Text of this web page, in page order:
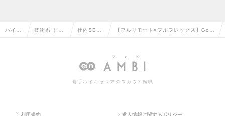
ハイク 技術系（I 社内SE・
管理の転
【フルリモート×フルフレックス】Goo
内開発エンジニア職の求人情報
若手ハイキャリアのスカウト転職
利用規約 求人情報に関するポリシー